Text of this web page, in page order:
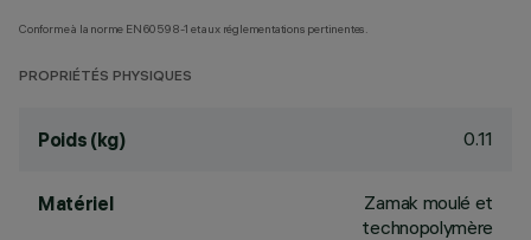
Conforme à la norme EN60598-1 et aux réglementations pertinentes.
PROPRIÉTÉS PHYSIQUES
Poids (kg) 0.11
Matériel
Zamak moulé et
technopolymère